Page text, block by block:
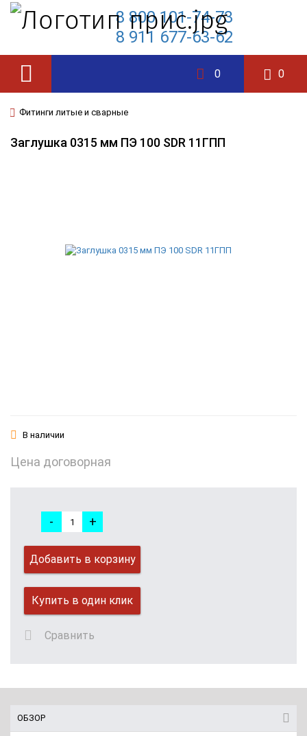
8 800 101-74-73
8 911 677-63-62
0 0
Фитинги литые и сварные
Заглушка 0315 мм ПЭ 100 SDR 11ГПП
В наличии
Цена договорная
- +
Добавить в корзину
Купить в один клик
Сравнить
ОБЗОР